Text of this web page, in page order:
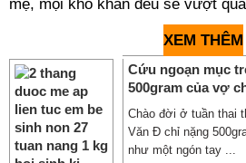
mẹ, mọi khó khăn đều sẽ vượt
XEM THÊM
Cứu ngoạn mục
500gram của vợ
Chào đời ở tuần thai
Văn Đ chỉ nặng
như một ngón tay ...